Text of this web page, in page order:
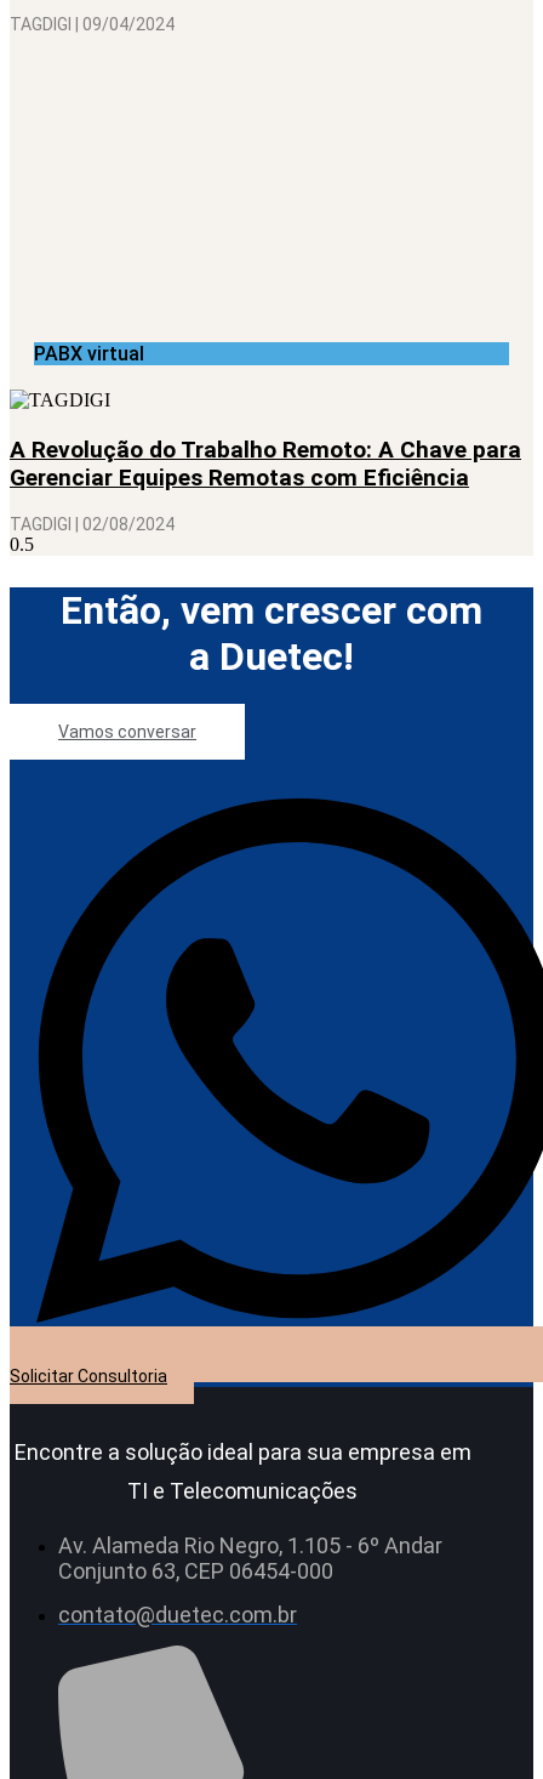
TAGDIGI 09/04/2024
PABX virtual
A Revolução do Trabalho Remoto: A Chave para
Gerenciar Equipes Remotas com Eficiência
TAGDIGI 02/08/2024
Então, vem crescer com
a Duetec!
Vamos conversar
Solicitar Consultoria
Encontre a solução ideal para sua empresa em
TI e Telecomunicações
Av. Alameda Rio Negro, 1.105 - 6º Andar
Conjunto 63, CEP 06454-000
contato@duetec.com.br